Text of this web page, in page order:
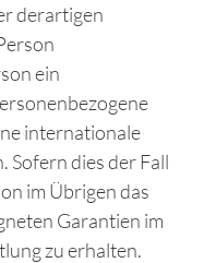
derartigen
ein
internationale
dies der Fall
im Übrigen das
Garantien im
zu erhalten.